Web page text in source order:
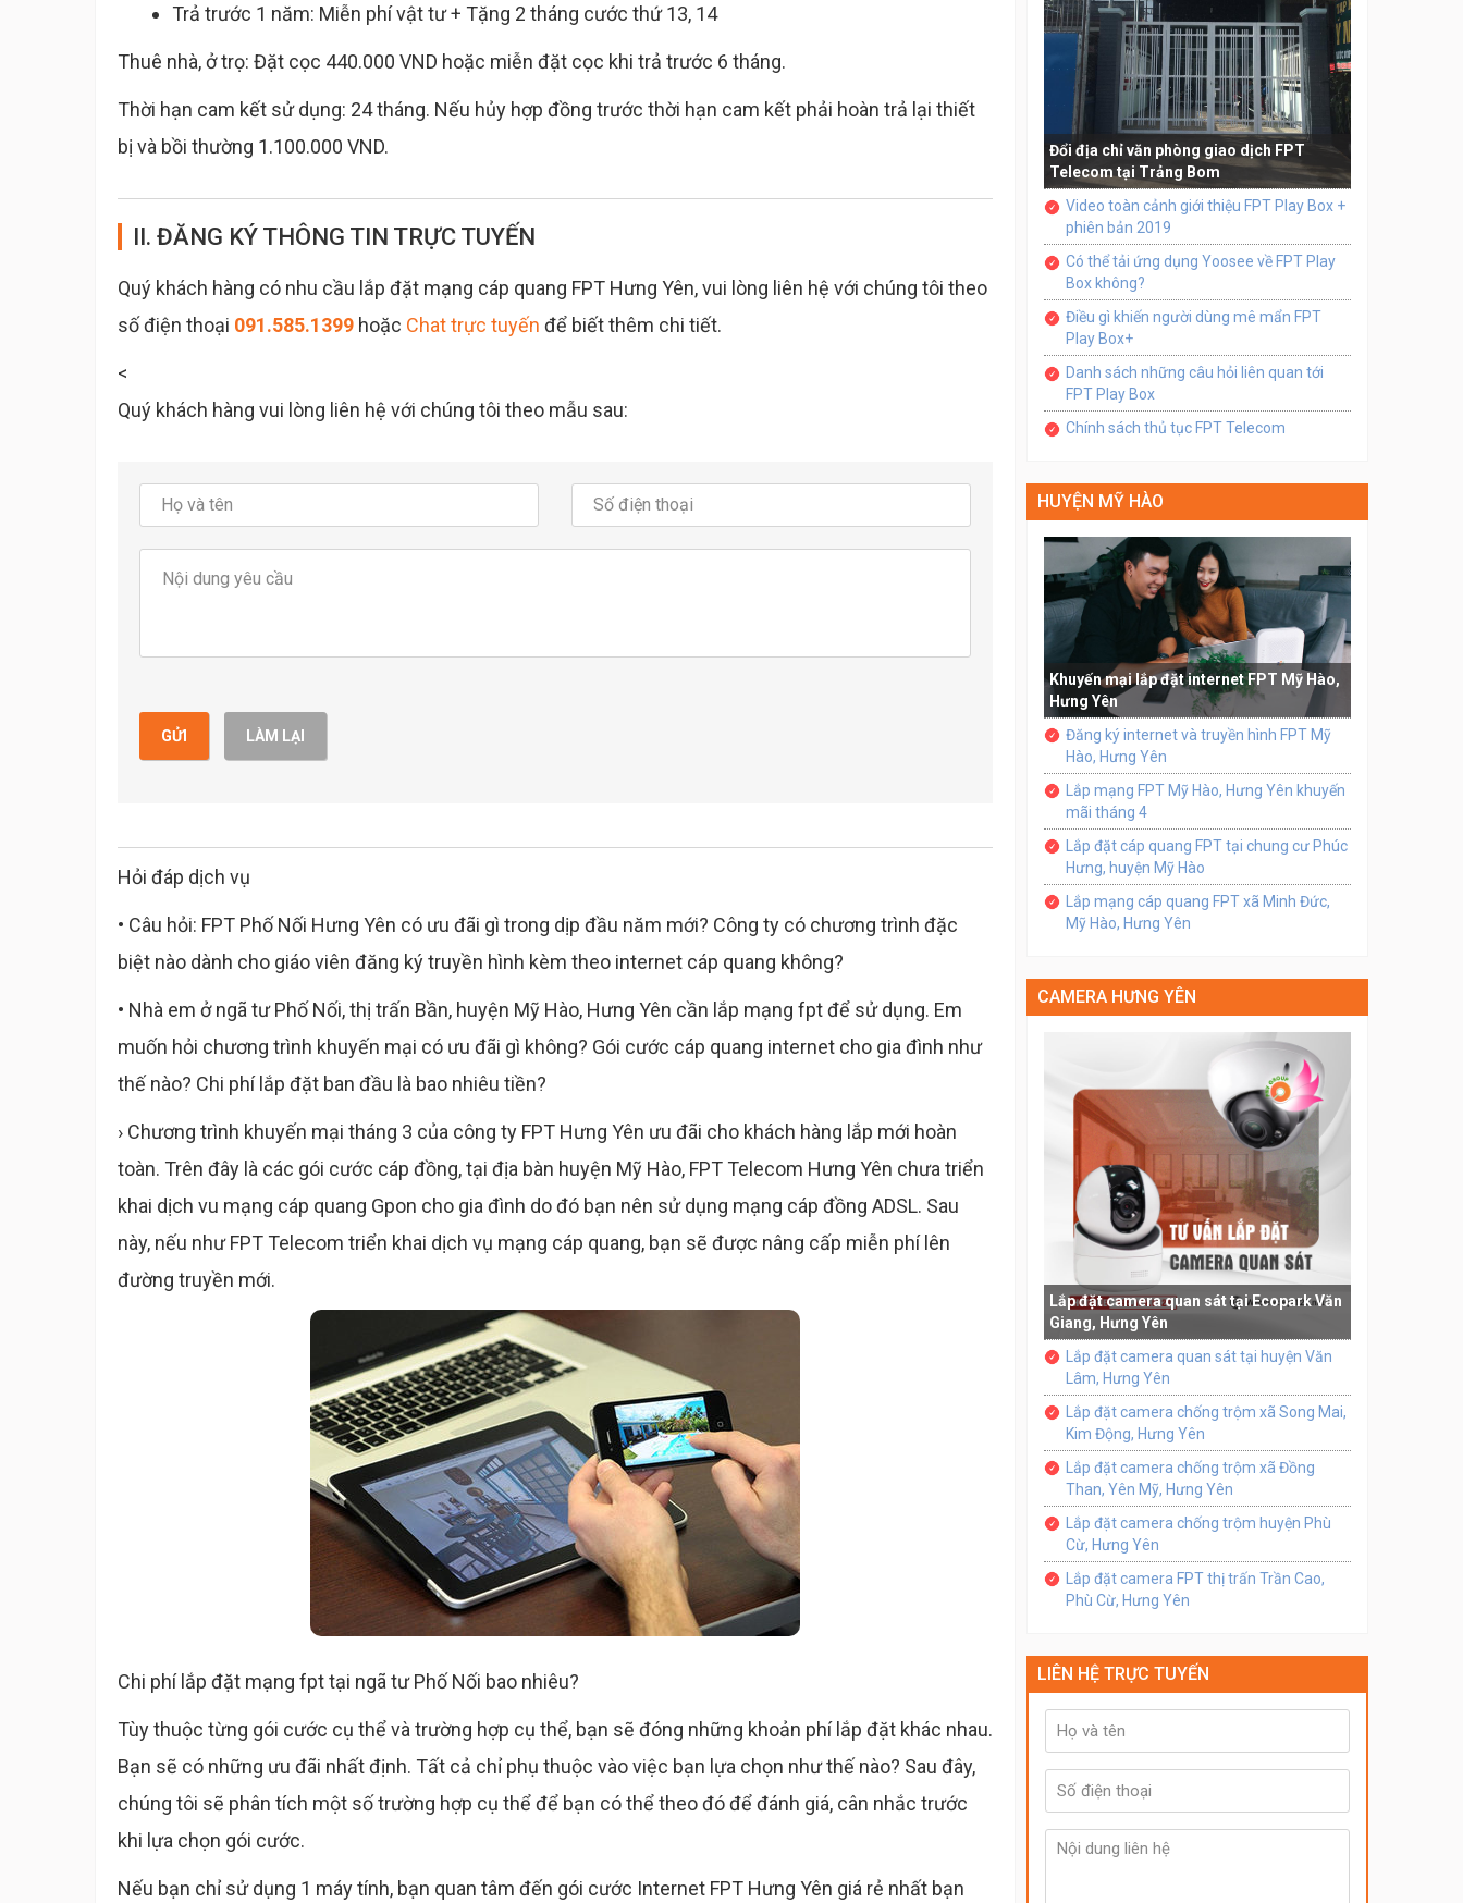
Trả trước 1 năm: Miễn phí vật tư + Tặng 2 tháng cước thứ 13, 14
Thuê nhà, ở trọ: Đặt cọc 440.000 VND hoặc miễn đặt cọc khi trả trước 6 tháng.
Thời hạn cam kết sử dụng: 24 tháng. Nếu hủy hợp đồng trước thời hạn cam kết phải hoàn trả lại thiết
bị và bồi thường 1.100.000 VND.
II. ĐĂNG KÝ THÔNG TIN TRỰC TUYẾN
Quý khách hàng có nhu cầu lắp đặt mạng cáp quang FPT Hưng Yên, vui lòng liên hệ với chúng tôi theo
số điện thoại 091.585.1399 hoặc Chat trực tuyến để biết thêm chi tiết.
<
Quý khách hàng vui lòng liên hệ với chúng tôi theo mẫu sau:
GỬI LÀM LẠI
Hỏi đáp dịch vụ
• Câu hỏi: FPT Phố Nối Hưng Yên có ưu đãi gì trong dịp đầu năm mới? Công ty có chương trình đặc
biệt nào dành cho giáo viên đăng ký truyền hình kèm theo internet cáp quang không?
• Nhà em ở ngã tư Phố Nối, thị trấn Bần, huyện Mỹ Hào, Hưng Yên cần lắp mạng fpt để sử dụng. Em
muốn hỏi chương trình khuyến mại có ưu đãi gì không? Gói cước cáp quang internet cho gia đình như
thế nào? Chi phí lắp đặt ban đầu là bao nhiêu tiền?
› Chương trình khuyến mại tháng 3 của công ty FPT Hưng Yên ưu đãi cho khách hàng lắp mới hoàn
toàn. Trên đây là các gói cước cáp đồng, tại địa bàn huyện Mỹ Hào, FPT Telecom Hưng Yên chưa triển
khai dịch vu mạng cáp quang Gpon cho gia đình do đó bạn nên sử dụng mạng cáp đồng ADSL. Sau
này, nếu như FPT Telecom triển khai dịch vụ mạng cáp quang, bạn sẽ được nâng cấp miễn phí lên
đường truyền mới.
Chi phí lắp đặt mạng fpt tại ngã tư Phố Nối bao nhiêu?
Tùy thuộc từng gói cước cụ thể và trường hợp cụ thể, bạn sẽ đóng những khoản phí lắp đặt khác nhau.
Bạn sẽ có những ưu đãi nhất định. Tất cả chỉ phụ thuộc vào việc bạn lựa chọn như thế nào? Sau đây,
chúng tôi sẽ phân tích một số trường hợp cụ thể để bạn có thể theo đó để đánh giá, cân nhắc trước
khi lựa chọn gói cước.
Nếu bạn chỉ sử dụng 1 máy tính, bạn quan tâm đến gói cước Internet FPT Hưng Yên giá rẻ nhất bạn
Đổi địa chỉ văn phòng giao dịch FPT
Telecom tại Trảng Bom
Video toàn cảnh giới thiệu FPT Play Box +
phiên bản 2019
Có thể tải ứng dụng Yoosee về FPT Play
Box không?
Điều gì khiến người dùng mê mẩn FPT
Play Box+
Danh sách những câu hỏi liên quan tới
FPT Play Box
Chính sách thủ tục FPT Telecom
HUYỆN MỸ HÀO
Khuyến mại lắp đặt internet FPT Mỹ Hào,
Hưng Yên
Đăng ký internet và truyền hình FPT Mỹ
Hào, Hưng Yên
Lắp mạng FPT Mỹ Hào, Hưng Yên khuyến
mãi tháng 4
Lắp đặt cáp quang FPT tại chung cư Phúc
Hưng, huyện Mỹ Hào
Lắp mạng cáp quang FPT xã Minh Đức,
Mỹ Hào, Hưng Yên
CAMERA HƯNG YÊN
Lắp đặt camera quan sát tại Ecopark Văn
Giang, Hưng Yên
Lắp đặt camera quan sát tại huyện Văn
Lâm, Hưng Yên
Lắp đặt camera chống trộm xã Song Mai,
Kim Động, Hưng Yên
Lắp đặt camera chống trộm xã Đồng
Than, Yên Mỹ, Hưng Yên
Lắp đặt camera chống trộm huyện Phù
Cừ, Hưng Yên
Lắp đặt camera FPT thị trấn Trần Cao,
Phù Cừ, Hưng Yên
LIÊN HỆ TRỰC TUYẾN